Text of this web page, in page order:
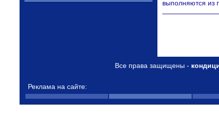
выполняются из
Все права защищены -
Реклама на сайте: